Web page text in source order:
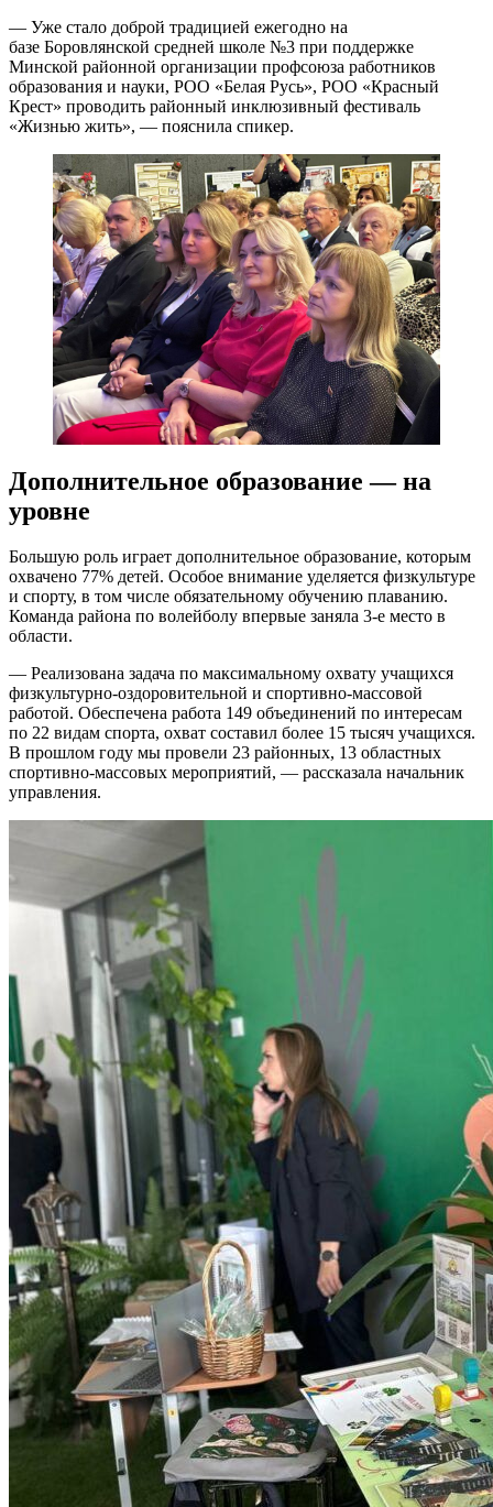
— Уже стало доброй традицией ежегодно на
базе Боровлянской средней школе №3 при поддержке
Минской районной организации профсоюза работников
образования и науки, РОО «Белая Русь», РОО «Красный
Крест» проводить районный инклюзивный фестиваль
«Жизнью жить», — пояснила спикер.
Дополнительное образование — на
уровне
Большую роль играет дополнительное образование, которым
охвачено 77% детей. Особое внимание уделяется физкультуре
и спорту, в том числе обязательному обучению плаванию.
Команда района по волейболу впервые заняла 3-е место в
области.
— Реализована задача по максимальному охвату учащихся
физкультурно-оздоровительной и спортивно-массовой
работой. Обеспечена работа 149 объединений по интересам
по 22 видам спорта, охват составил более 15 тысяч учащихся.
В прошлом году мы провели 23 районных, 13 областных
спортивно-массовых мероприятий, — рассказала начальник
управления.